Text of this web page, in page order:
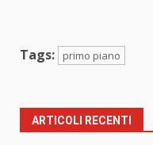
Tags: primo piano
ARTICOLI RECENTI